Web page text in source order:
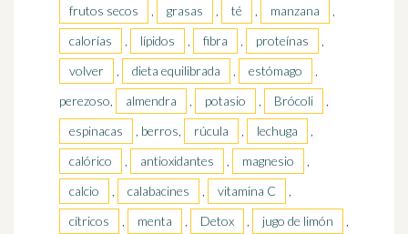
frutos secos
, grasas , té , manzana
,
calorías
, lípidos , fibra , proteínas
,
volver
, dieta equilibrada , estómago
,
perezoso,
almendra , potasio , Brócoli
,
espinacas
, berros, rúcula , lechuga
,
calórico
, antioxidantes , magnesio
,
calcio
, calabacines , vitamina C
,
cítricos
, menta , Detox , jugo de limón
,